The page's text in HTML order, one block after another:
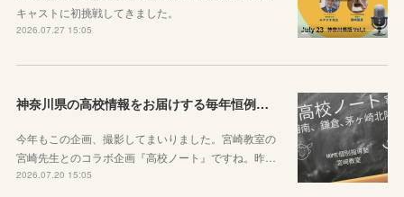
キャストに初挑戦してきました。
2026.07.27 15:05
神奈川県の高校情報をお届けする毎年恒例のコラボ企画のお知らせ
今年もこの企画、撮影してまいりました。宮崎教室の
宮崎先生とのコラボ企画『高校ノート』ですね。昨…
2026.07.20 15:05